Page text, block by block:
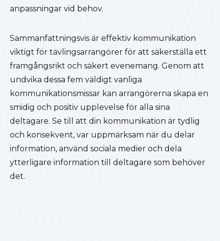
anpassningar vid behov.
Sammanfattningsvis är effektiv kommunikation
viktigt för tävlingsarrangörer för att säkerställa ett
framgångsrikt och säkert evenemang. Genom att
undvika dessa fem väldigt vanliga
kommunikationsmissar kan arrangörerna skapa en
smidig och positiv upplevelse för alla sina
deltagare. Se till att din kommunikation är tydlig
och konsekvent, var uppmärksam när du delar
information, använd sociala medier och dela
ytterligare information till deltagare som behöver
det.